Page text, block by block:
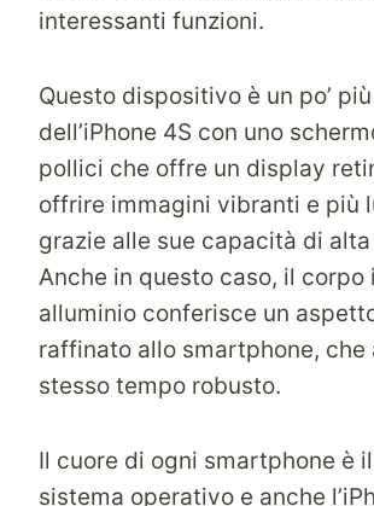
interessanti funzioni.
Questo dispositivo è un po’
dell’iPhone 4S con uno
pollici che offre un display
offrire immagini vibranti e più
grazie alle sue capacità di
Anche in questo caso, il corpo
alluminio conferisce un
raffinato allo smartphone, che
stesso tempo robusto.
Il cuore di ogni smartphone è
sistema operativo e anche